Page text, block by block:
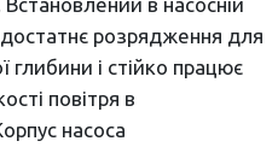
розрядження для
і стійко працює
повітря в
насоса